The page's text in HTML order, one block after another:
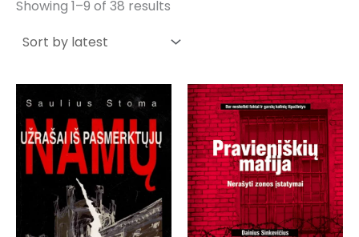
Showing 1–9 of 38 results